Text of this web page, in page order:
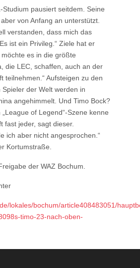
Studium pausiert seitdem. Seine
von Anfang an unterstützt.
verstanden, dass mich das
ist ein Privileg.“ Ziele hat er
möchte es in die größte
die LEC, schaffen, auch an der
teilnehmen.“ Aufsteigen zu den
Spieler der Welt werden in
angehimmelt. Und Timo Bock?
of Legend“-Szene kenne
fast jeder, sagt dieser.
ich aber nicht angesprochen.“
Kortumstraße.
der WAZ Bochum.
lokales/bochum/article408483051/
timo-23-nach-oben-